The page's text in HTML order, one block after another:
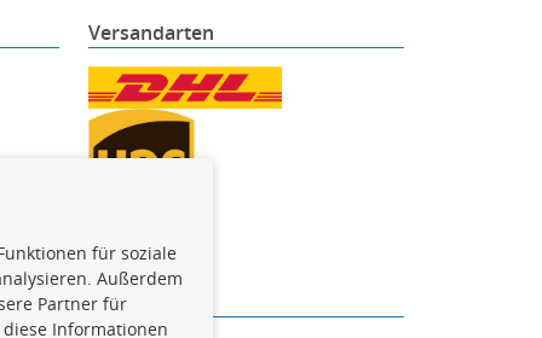
Versandarten
für soziale
Außerdem
Partner für
Informationen